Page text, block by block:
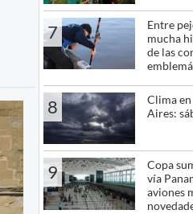
7
Entre
mucha
de las
8
Clima
Aires:
9
Copa
vía
aviones